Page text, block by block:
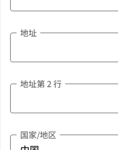
地址
地址第 2 行
国家/地区